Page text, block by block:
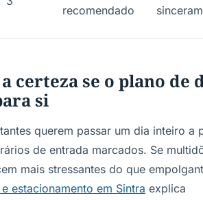
recomendado
certeza se o plano de
si
querem passar um dia inteiro a
de entrada marcados. Se
mais stressantes do que
estacionamento em Sintra explica